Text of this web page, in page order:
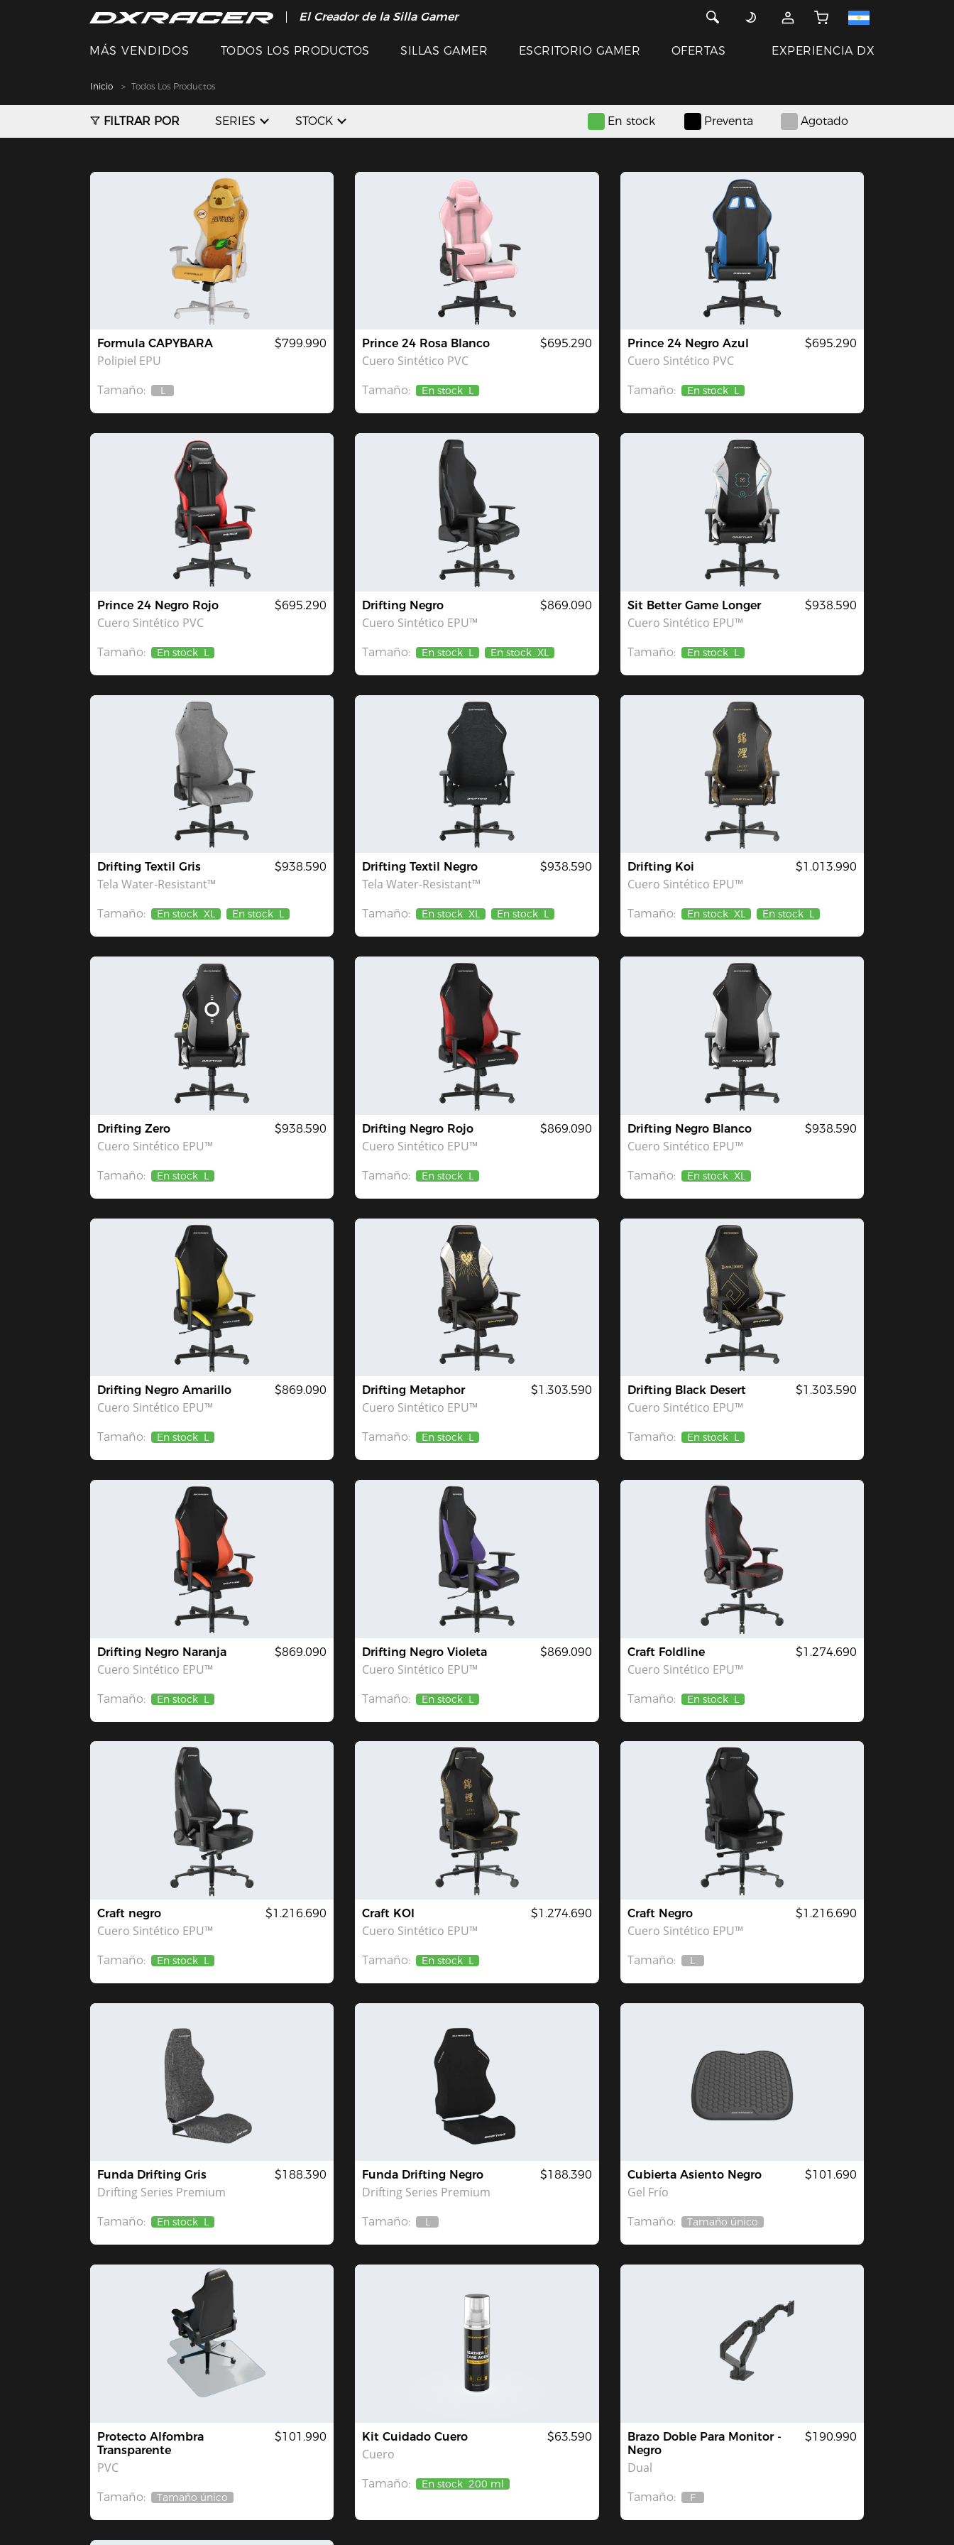
El Creador de la Silla Gamer
MÁS VENDIDOS TODOS LOS PRODUCTOS SILLAS GAMER ESCRITORIO GAMER OFERTAS EXPERIENCIA DX
Inicio Todos Los Productos
FILTRAR POR SERIES STOCK En stock Preventa Agotado
Formula CAPYBARA
Polipiel EPU
$799.990
Tamaño: Agotado
L
Prince 24 Rosa Blanco
Cuero Sintético PVC
$695.290
Tamaño: En stock L
Prince 24 Negro Azul
Cuero Sintético PVC
$695.290
Tamaño: En stock L
Prince 24 Negro Rojo
Cuero Sintético PVC
$695.290
Tamaño: En stock L
Drifting Negro
Cuero Sintético EPU™
$869.090
Tamaño: En stock L En stock XL
Sit Better Game Longer
Cuero Sintético EPU™
$938.590
Tamaño: En stock L
Drifting Textil Gris
Tela Water-Resistant™
$938.590
Tamaño: En stock XL En stock L
Drifting Textil Negro
Tela Water-Resistant™
$938.590
Tamaño: En stock XL En stock L
Drifting Koi
Cuero Sintético EPU™
$1.013.990
Tamaño: En stock XL En stock L
Drifting Zero
Cuero Sintético EPU™
$938.590
Tamaño: En stock L
Drifting Negro Rojo
Cuero Sintético EPU™
$869.090
Tamaño: En stock L
Drifting Negro Blanco
Cuero Sintético EPU™
$938.590
Tamaño: En stock XL
Drifting Negro Amarillo
Cuero Sintético EPU™
$869.090
Tamaño: En stock L
Drifting Metaphor
Cuero Sintético EPU™
$1.303.590
Tamaño: En stock L
Drifting Black Desert
Cuero Sintético EPU™
$1.303.590
Tamaño: En stock L
Drifting Negro Naranja
Cuero Sintético EPU™
$869.090
Tamaño: En stock L
Drifting Negro Violeta
Cuero Sintético EPU™
$869.090
Tamaño: En stock L
Craft Foldline
Cuero Sintético EPU™
$1.274.690
Tamaño: En stock L
Craft negro
Cuero Sintético EPU™
$1.216.690
Tamaño: En stock L
Craft KOI
Cuero Sintético EPU™
$1.274.690
Tamaño: En stock L
Craft Negro
Cuero Sintético EPU™
$1.216.690
Tamaño: Agotado
L
Funda Drifting Gris
Drifting Series Premium
$188.390
Tamaño: En stock L
Funda Drifting Negro
Drifting Series Premium
$188.390
Tamaño: Agotado
L
Cubierta Asiento Negro
Gel Frío
$101.690
Tamaño: Agotado
Tamaño único
Protecto Alfombra
Transparente
PVC
$101.990
Tamaño: Agotado
Tamaño único
Kit Cuidado Cuero
Cuero
$63.590
Tamaño: En stock 200 ml
Brazo Doble Para Monitor -
Negro
Dual
$190.990
Tamaño: Agotado
F